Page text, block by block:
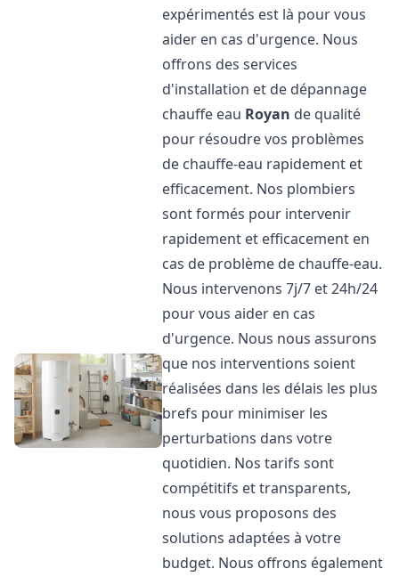
expérimentés est là pour vous
aider en cas d'urgence. Nous
offrons des services
d'installation et de dépannage
chauffe eau Royan de qualité
pour résoudre vos problèmes
de chauffe-eau rapidement et
efficacement. Nos plombiers
sont formés pour intervenir
rapidement et efficacement en
cas de problème de chauffe-eau.
Nous intervenons 7j/7 et 24h/24
pour vous aider en cas
d'urgence. Nous nous assurons
que nos interventions soient
réalisées dans les délais les plus
brefs pour minimiser les
perturbations dans votre
quotidien. Nos tarifs sont
compétitifs et transparents,
nous vous proposons des
solutions adaptées à votre
budget. Nous offrons également